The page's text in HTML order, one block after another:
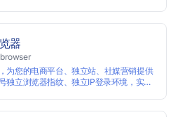
器
为您的电商平台、独立站、社媒营销提供
独立浏览器指纹、独立IP登录环境，实现